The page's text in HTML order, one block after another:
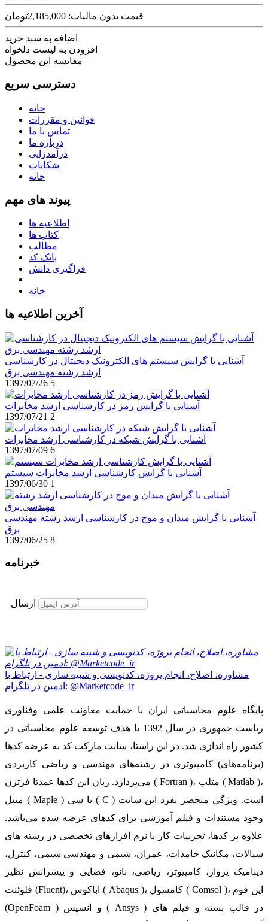
قیمت بدون مالیات: 2,185,000تومان
اضافه به سبد خرید
افزودن به لیست دلخواه
مقایسه این محصول
دسترسی سریع
خانه
قوانین و مقررات
تماس با ما
درباره ما
درآمدزایی
شکایات
خانه
پیوند های مهم
اطلاعیه ها
کتاب ها
مطالب
بانک کد
فراگیری دانش
خانه
آخرین اطلاعیه ها
آشنایی با گرایش سیستم های الکترونیک دیجیتال در کارشناسی
ارشد رشته مهندسی برق
1397/07/26 5
آشنایی با گرایش رمز در کارشناسی ارشد مخابرات
1397/07/21 2
آشنایی با گرایش شبکه در کارشناسی ارشد مخابرات
1397/07/09 6
آشنایی با گرایش کارشناسی ارشد مخابرات سیستم
1397/06/30 1
آشنایی با گرایش میدان و موج در کارشناسی ارشد رشته مهندسی
برق
1397/06/25 8
خبرنامه
ارسال
مشاوره، اصلاح، انجام پروژه، کدنویسی و شبیه سازی - ارتباط با
ادمین در تلگرام: @Marketcode_ir
پایگاه علوم محاسباتی ایران با حمایت معاونت علمی وفناوری
ریاست جمهوری در سال 1392 با هدف توسعه علوم محاسباتی در
کشور راه اندازی شد. در این راستا، سایت مارکت کد به عرضه کدها
(برنامه‌های) کامپیوتری در رشته‌های مهندسی و ریاضی کاربردی
می‌پردازد. زبان این کدها عمدتا فرترن ( Fortran )، متلب ( Matlab )،
میپل ( Maple ) یا سی ( C ) است. ویژگی منحصر بفرد این سایت
وجود مستندات و فیلم آموزشی برای کدهای عرضه شده می‌باشد.
علاوه بر کدها، تجربیات کار با نرم افزارهای تخصصی در رشته های
سیالات، مکانیک جامدات، عمران، شیمی و مهندسی شیمی، کنترل،
دینامیک پرواز، کامپیوتر، ریاضی، نانو، فضایی و پیشرانش نظیر
فلوئنت (Fluent)، اباکوس ( Abaqus )، کامسول ( Comsol )، اپن فوم
(OpenFoam ) و انسیس ( Ansys ) در قالب بسته‌ و فیلم های